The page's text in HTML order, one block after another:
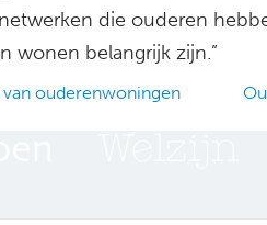
die ouderen
wonen belangrijk zijn.”
ouderenwoningen